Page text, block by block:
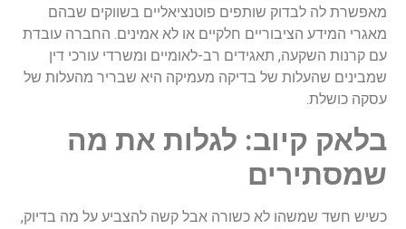
מאפשרת לה לבדוק שותפים פוטנציאליים בשווקים שבהם
מאגרי המידע הציבוריים חלקיים או לא אמינים. החברה עובדת
עם קרנות השקעה, תאגידים רב-לאומיים ומשרדי עורכי דין
שמבינים שהעלות של בדיקה מעמיקה היא שבריר מהעלות של
עסקה כושלת.
בלאק קיוב: לגלות את מה
שמסתירים
כשיש חשד שמשהו לא כשורה אבל קשה להצביע על מה בדיוק,